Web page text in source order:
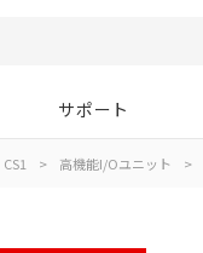
サポート
CS1 > 高機能I/Oユニット >